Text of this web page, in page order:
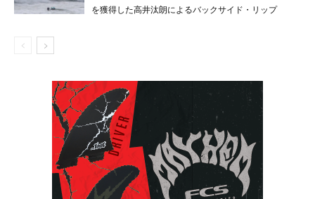
を獲得した高井汰朗によるバックサイド・リップ